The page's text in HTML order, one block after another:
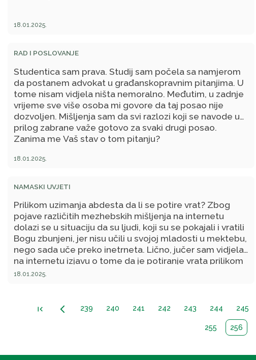
18.01.2025.
RAD I POSLOVANJE
Studentica sam prava. Studij sam počela sa namjerom
da postanem advokat u građanskopravnim pitanjima. U
tome nisam vidjela ništa nemoralno. Međutim, u zadnje
vrijeme sve više osoba mi govore da taj posao nije
dozvoljen. Mišljenja sam da svi razlozi koji se navode u
prilog zabrane važe gotovo za svaki drugi posao.
Zanima me Vaš stav o tom pitanju?
18.01.2025.
NAMASKI UVJETI
Prilikom uzimanja abdesta da li se potire vrat? Zbog
pojave različitih mezhebskih mišljenja na internetu
dolazi se u situaciju da su ljudi, koji su se pokajali i vratili
Bogu zbunjeni, jer nisu učili u svojoj mladosti u mektebu,
nego sada uče preko inetrneta. Lično, jučer sam vidjela
na internetu izjavu o tome da je potiranje vrata prilikom
abdesta zabranjeno, novotarija, i da su svi hadisi koji
18.01.2025.
first_page arrow_back_ios_new 239 240 241 242 243 244 245
255 256